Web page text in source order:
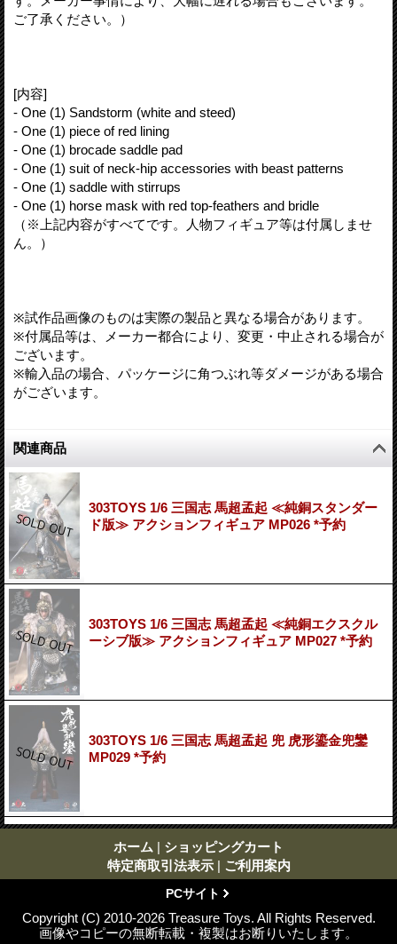
ご了承ください。）
[内容]
- One (1) Sandstorm (white and steed)
- One (1) piece of red lining
- One (1) brocade saddle pad
- One (1) suit of neck-hip accessories with beast patterns
- One (1) saddle with stirrups
- One (1) horse mask with red top-feathers and bridle
（※上記内容がすべてです。人物フィギュア等は付属しませ
ん。）
※試作品画像のものは実際の製品と異なる場合があります。
※付属品等は、メーカー都合により、変更・中止される場合が
ございます。
※輸入品の場合、パッケージに角つぶれ等ダメージがある場合
がございます。
関連商品
303TOYS 1/6 三国志 馬超孟起 ≪純銅スタンダー
ド版≫ アクションフィギュア MP026 *予約
303TOYS 1/6 三国志 馬超孟起 ≪純銅エクスクル
ーシブ版≫ アクションフィギュア MP027 *予約
303TOYS 1/6 三国志 馬超孟起 兜 虎形鎏金兜鑾
MP029 *予約
ホーム | ショッピングカート
特定商取引法表示 | ご利用案内
PCサイト
Copyright (C) 2010-2026 Treasure Toys. All Rights Reserved.
画像やコピーの無断転載・複製はお断りいたします。